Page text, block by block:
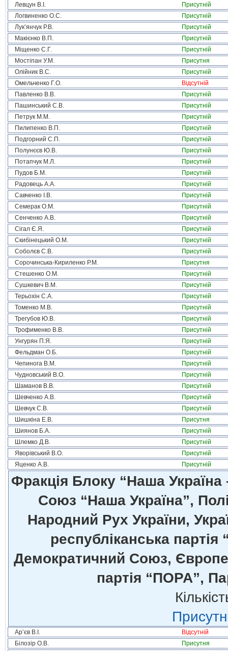
Левцун В.І.
Присутній
Логвиненко О.С.
Присутній
Лук’янчук Р.В.
Присутній
Макієнко В.П.
Присутній
Міщенко С.Г.
Присутній
Мостіпан У.М.
Присутня
Олійник В.С.
Присутній
Омельченко Г.О.
Відсутній
Павленко В.В.
Присутній
Пашинський С.В.
Присутній
Петрук М.М.
Присутній
Пилипенко В.П.
Присутній
Подгорний С.П.
Присутній
Полунєєв Ю.В.
Присутній
Потапчук М.Л.
Присутній
Пудов Б.М.
Присутній
Радовець А.А.
Присутній
Савченко І.В.
Присутній
Семерак О.М.
Присутній
Сенченко А.В.
Присутній
Сігал Є.Я.
Присутній
Скибінецький О.М.
Присутній
Соболєв С.В.
Присутній
Сорочинська-Кириленко Р.М.
Присутня
Стешенко О.М.
Присутній
Сушкевич В.М.
Присутній
Терьохін С.А.
Присутній
Томенко М.В.
Присутній
Трегубов Ю.В.
Присутній
Трофименко В.В.
Присутній
Унгурян П.Я.
Присутній
Фельдман О.Б.
Присутній
Чепинога В.М.
Присутній
Чудновський В.О.
Присутній
Шаманов В.В.
Присутній
Шевченко А.В.
Присутній
Шевчук С.В.
Присутній
Шишкіна Е.В.
Присутня
Шиянов Б.А.
Присутній
Шлемко Д.В.
Присутній
Яворівський В.О.
Присутній
Яценко А.В.
Присутній
Фракція Блоку “Наша
Союз “Наша Україна”,
Народний Рух України,
республіканська
Демократичний Союз,
партія “ПОРА”,
Ар’єв В.І.
Відсутній
Білозір О.В.
Присутня